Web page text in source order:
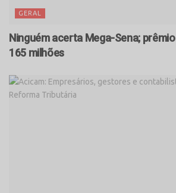
GERAL
Ninguém acerta Mega-Sena;
165 milhões